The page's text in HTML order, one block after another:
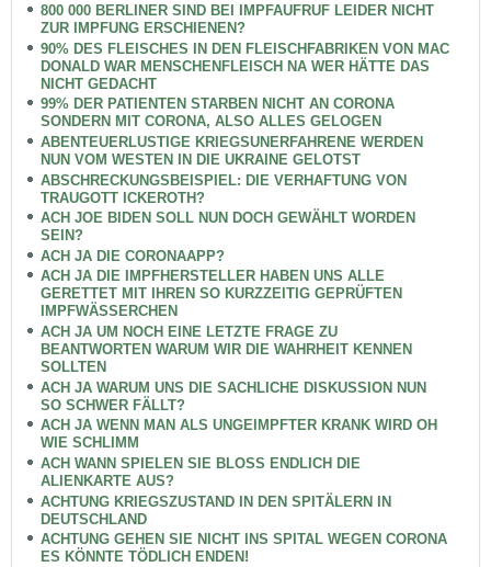
800 000 BERLINER SIND BEI IMPFAUFRUF LEIDER NICHT
ZUR IMPFUNG ERSCHIENEN?
90% DES FLEISCHES IN DEN FLEISCHFABRIKEN VON MAC
DONALD WAR MENSCHENFLEISCH NA WER HÄTTE DAS
NICHT GEDACHT
99% DER PATIENTEN STARBEN NICHT AN CORONA
SONDERN MIT CORONA, ALSO ALLES GELOGEN
ABENTEUERLUSTIGE KRIEGSUNERFAHRENE WERDEN
NUN VOM WESTEN IN DIE UKRAINE GELOTST
ABSCHRECKUNGSBEISPIEL: DIE VERHAFTUNG VON
TRAUGOTT ICKEROTH?
ACH JOE BIDEN SOLL NUN DOCH GEWÄHLT WORDEN
SEIN?
ACH JA DIE CORONAAPP?
ACH JA DIE IMPFHERSTELLER HABEN UNS ALLE
GERETTET MIT IHREN SO KURZZEITIG GEPRÜFTEN
IMPFWÄSSERCHEN
ACH JA UM NOCH EINE LETZTE FRAGE ZU
BEANTWORTEN WARUM WIR DIE WAHRHEIT KENNEN
SOLLTEN
ACH JA WARUM UNS DIE SACHLICHE DISKUSSION NUN
SO SCHWER FÄLLT?
ACH JA WENN MAN ALS UNGEIMPFTER KRANK WIRD OH
WIE SCHLIMM
ACH WANN SPIELEN SIE BLOSS ENDLICH DIE
ALIENKARTE AUS?
ACHTUNG KRIEGSZUSTAND IN DEN SPITÄLERN IN
DEUTSCHLAND
ACHTUNG GEHEN SIE NICHT INS SPITAL WEGEN CORONA
ES KÖNNTE TÖDLICH ENDEN!